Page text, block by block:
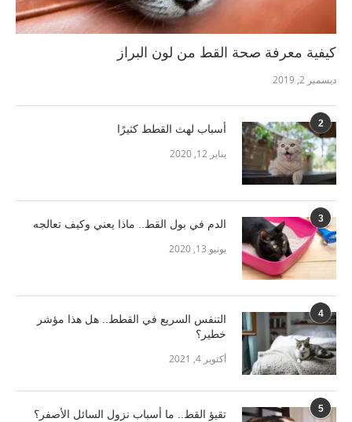
كيفية معرفة صحة القط من لون البراز
ديسمبر 2, 2019
2 أسباب لهث القطط كثيرًا
يناير 12, 2020
3 الدم في بول القط.. ماذا يعني وكيف تعالجه
يونيو 13, 2020
4
التنفس السريع في القطط.. هل هذا مؤشر
خطير؟
أكتوبر 4, 2021
5 تقيؤ القط.. ما أسباب نزول السائل الأصفر؟